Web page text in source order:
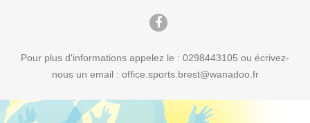
Pour plus d'informations appelez le : 0298443105 ou écrivez-
nous un email : office.sports.brest@wanadoo.fr